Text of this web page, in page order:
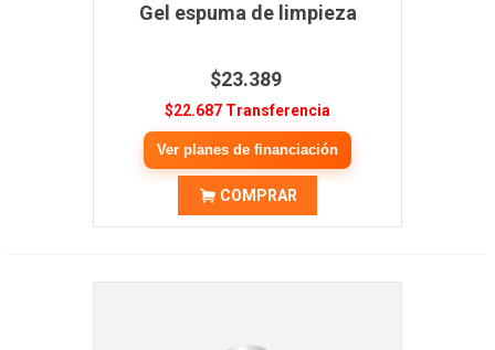
Gel espuma de limpieza
$23.389
$22.687 Transferencia
Ver planes de financiación
COMPRAR